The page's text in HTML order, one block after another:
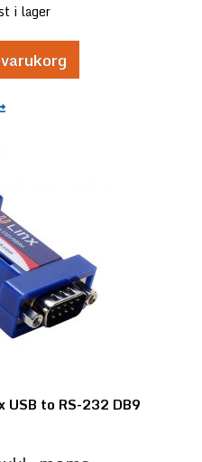
i lager
USB to RS-232 DB9